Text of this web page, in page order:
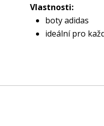
Vlastnosti:
boty adidas
ideální pro
svršek z